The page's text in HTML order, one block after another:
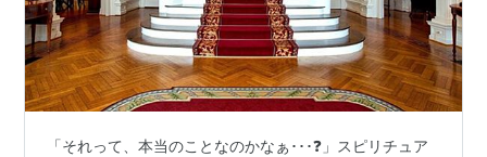
「それって、本当のことなのかなぁ･･･❓」スピリチュア